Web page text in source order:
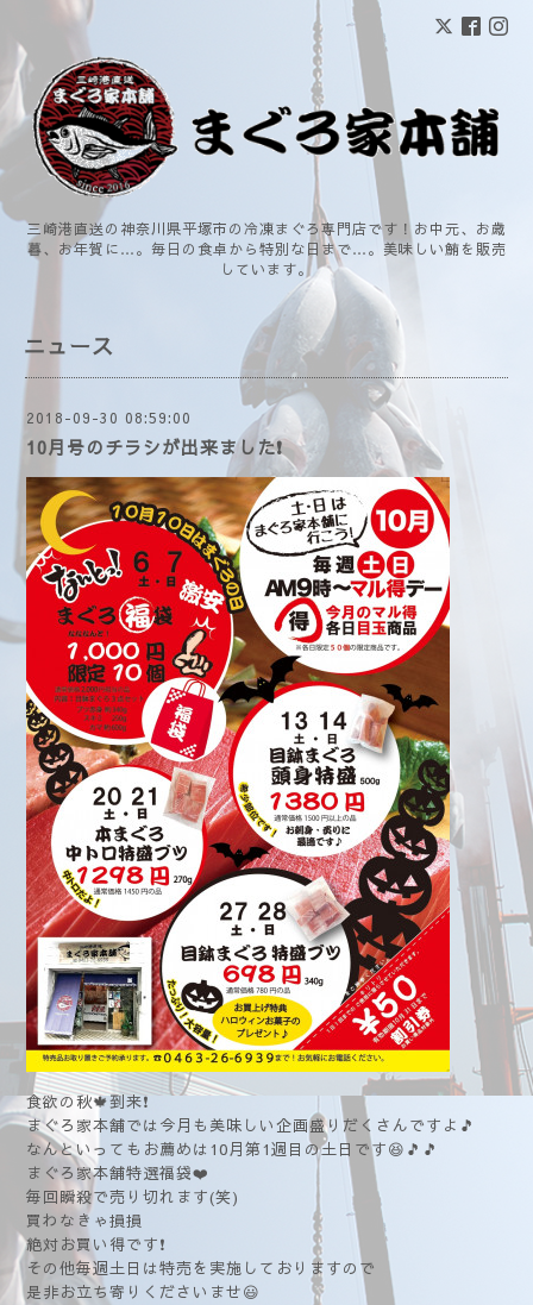
三崎港直送の神奈川県平塚市の冷凍まぐろ専門店です！お中元、お歳
暮、お年賀に…。毎日の食卓から特別な日まで…。美味しい鮪を販売
しています。
ニュース
2018-09-30 08:59:00
10月号のチラシが出来ました❗
食欲の秋🍁到来❗
まぐろ家本舗では今月も美味しい企画盛りだくさんですよ🎵
なんといってもお薦めは10月第1週目の土日です😆🎵🎵
まぐろ家本舗特選福袋❤️
毎回瞬殺で売り切れます(笑)
買わなきゃ損損
絶対お買い得です❗
その他毎週土日は特売を実施しておりますので
是非お立ち寄りくださいませ😃